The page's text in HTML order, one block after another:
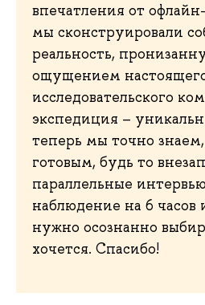
впечатления от
мы сконструировали
реальность,
ощущением
исследовательского
экспедиция –
теперь мы точно
готовым, будь то
параллельные
наблюдение на 6 часов
нужно осознанно
хочется. Спасибо!